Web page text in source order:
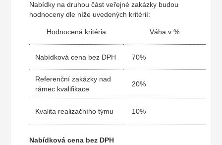
Nabídky na druhou část veřejné zakázky budou
hodnoceny dle níže uvedených kritérií:
Hodnocená kritéria Váha v %
Nabídková cena bez DPH 70%
Referenční zakázky nad
rámec kvalifikace
20%
Kvalita realizačního týmu 10%
Nabídková cena bez DPH